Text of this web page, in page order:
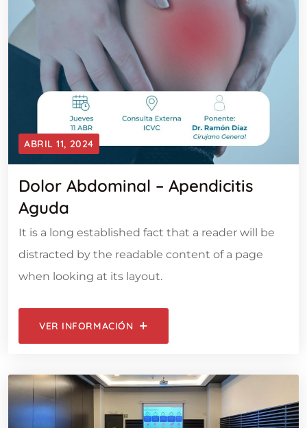
ABRIL 11, 2024
Dolor Abdominal – Apendicitis
Aguda
It is a long established fact that a reader will be
distracted by the readable content of a page
when looking at its layout.
VER INFORMACIÓN